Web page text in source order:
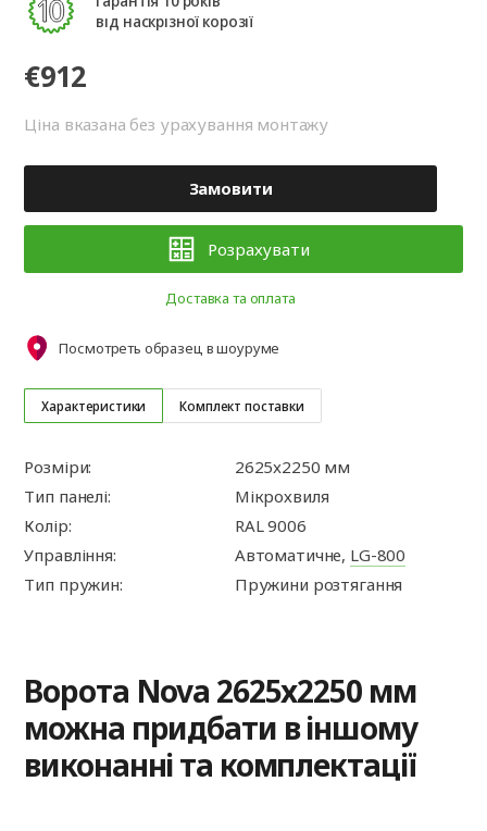
Характеристики Комплект поставки
Розміри:
2625x2250 мм
Тип панелі:
Мікрохвиля
Колір:
RAL 9006
Управління:
Автоматичне, LG-800
Тип пружин:
Пружини розтягання
від наскрізної корозії
€912
Ціна вказана без урахування монтажу
Замовити
Розрахувати
Доставка та оплата
Посмотреть образец в шоуруме
Ворота Nova 2625x2250 мм
можна придбати в іншому
виконанні та комплектації